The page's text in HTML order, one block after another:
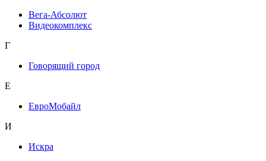
Вега-Абсолют
Видеокомплекс
Г
Говорящий город
Е
ЕвроМобайл
И
Искра